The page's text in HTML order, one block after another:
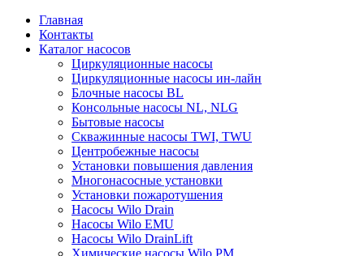
Главная
Контакты
Каталог насосов
Циркуляционные насосы
Циркуляционные насосы ин-лайн
Блочные насосы BL
Консольные насосы NL, NLG
Бытовые насосы
Скважинные насосы TWI, TWU
Центробежные насосы
Установки повышения давления
Многонасосные установки
Установки пожаротушения
Насосы Wilo Drain
Насосы Wilo EMU
Насосы Wilo DrainLift
Химические насосы Wilo PM